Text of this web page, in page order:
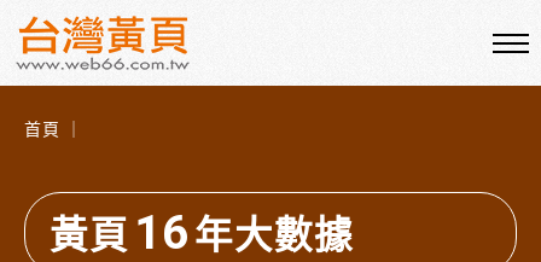
首頁 ｜
黃頁 16年大數據